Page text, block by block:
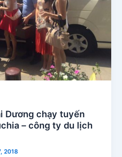
Dương chạy tuyến
– công ty du lịch
2018